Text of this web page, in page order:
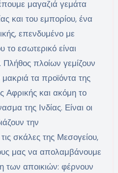
μαγαζιά γεμάτα
και του εμπορίου, ένα
επενδυμένο με
το εσωτερικό είναι
πλοίων γεμίζουν
τα προϊόντα της
Αφρικής και ακόμη το
της Ινδίας. Είναι οι
την
σκάλες της Μεσογείου,
μας να απολαμβάνουμε
των αποικιών: φέρνουν